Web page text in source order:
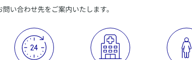
い合わせ先をご案内いたします。